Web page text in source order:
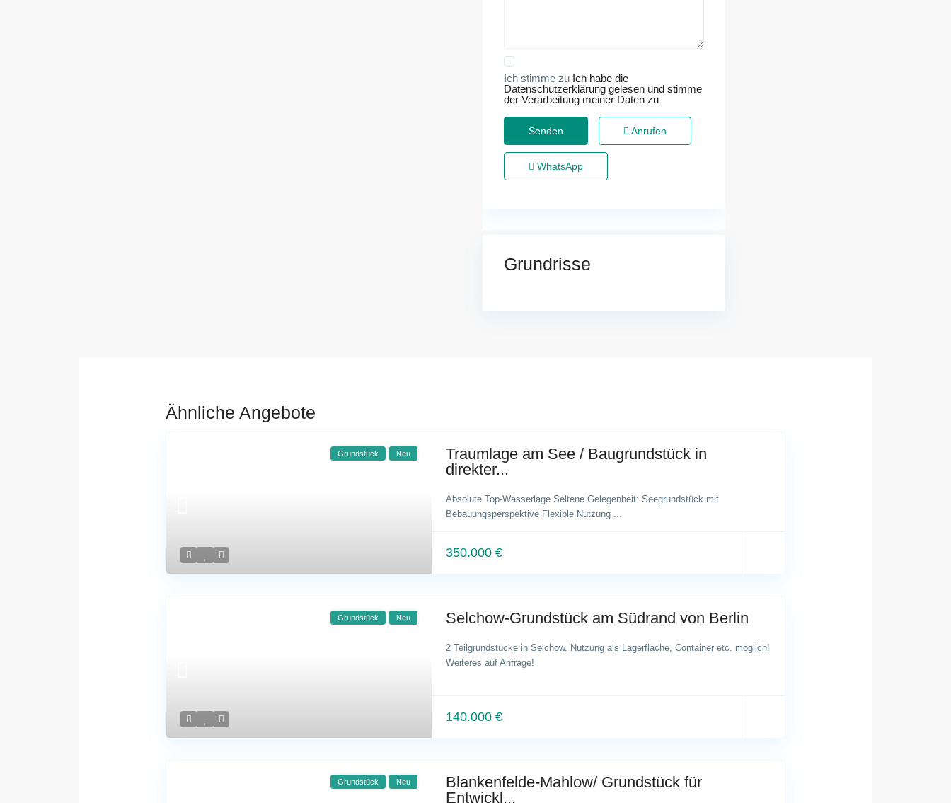
Ich stimme zu Ich habe die
Datenschutzerklärung gelesen und stimme
der Verarbeitung meiner Daten zu
Anrufen
WhatsApp
Grundrisse
Ähnliche Angebote
Grundstück Neu
Traumlage am See / Baugrundstück in
direkter...
Absolute Top-Wasserlage Seltene Gelegenheit: Seegrundstück mit
Bebauungsperspektive Flexible Nutzung ...
350.000 €
Grundstück Neu Selchow-Grundstück am Südrand von Berlin
2 Teilgrundstücke in Selchow. Nutzung als Lagerfläche, Container etc. möglich!
Weiteres auf Anfrage!
140.000 €
Grundstück Neu
Blankenfelde-Mahlow/ Grundstück für
Entwickl...